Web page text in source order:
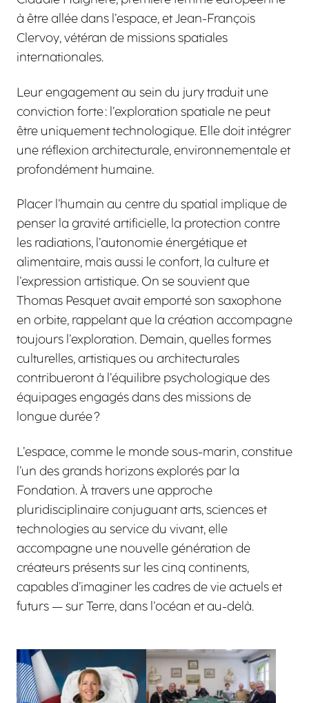
à être allée dans l’espace, et Jean-François
Clervoy, vétéran de missions spatiales
internationales.
Leur engagement au sein du jury traduit une
conviction forte : l’exploration spatiale ne peut
être uniquement technologique. Elle doit intégrer
une réflexion architecturale, environnementale et
profondément humaine.
Placer l’humain au centre du spatial implique de
penser la gravité artificielle, la protection contre
les radiations, l’autonomie énergétique et
alimentaire, mais aussi le confort, la culture et
l’expression artistique. On se souvient que
Thomas Pesquet avait emporté son saxophone
en orbite, rappelant que la création accompagne
toujours l’exploration. Demain, quelles formes
culturelles, artistiques ou architecturales
contribueront à l’équilibre psychologique des
équipages engagés dans des missions de
longue durée ?
L’espace, comme le monde sous-marin, constitue
l’un des grands horizons explorés par la
Fondation. À travers une approche
pluridisciplinaire conjuguant arts, sciences et
technologies au service du vivant, elle
accompagne une nouvelle génération de
créateurs présents sur les cinq continents,
capables d’imaginer les cadres de vie actuels et
futurs — sur Terre, dans l’océan et au-delà.
Agrandir Agrandir